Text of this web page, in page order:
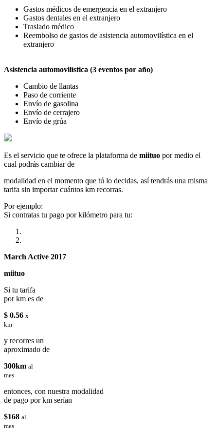
Gastos médicos de emergencia en el extranjero
Gastos dentales en el extranjero
Traslado médico
Reembolso de gastos de asistencia automovilística en el
extranjero
Asistencia automovilística (3 eventos por año)
Cambio de llantas
Paso de corriente
Envío de gasolina
Envío de cerrajero
Envío de grúa
Es el servicio que te ofrece la plataforma de miituo por medio el
cual podrás cambiar de
modalidad en el momento que tú lo decidas, así tendrás una misma
tarifa sin importar cuántos km recorras.
Por ejemplo:
Si contratas tu pago por kilómetro para tu:
March Active 2017
miituo
Si tu tarifa
por km es de
$ 0.56 x
km
y recorres un
aproximado de
300km al
mes
entonces, con nuestra modalidad
de pago por km serían
$168 al
mes